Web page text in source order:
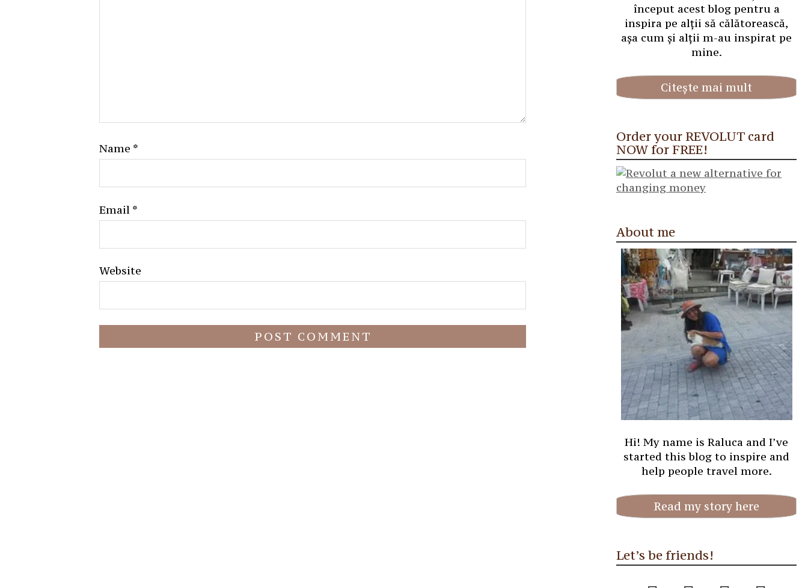
Name *
Email *
Website
început acest blog pentru a
inspira pe alții să călătorească,
așa cum și alții m-au inspirat pe
mine.
Citește mai mult
Order your REVOLUT card
NOW for FREE!
About me
Hi! My name is Raluca and I’ve
started this blog to inspire and
help people travel more.
Read my story here
Let’s be friends!